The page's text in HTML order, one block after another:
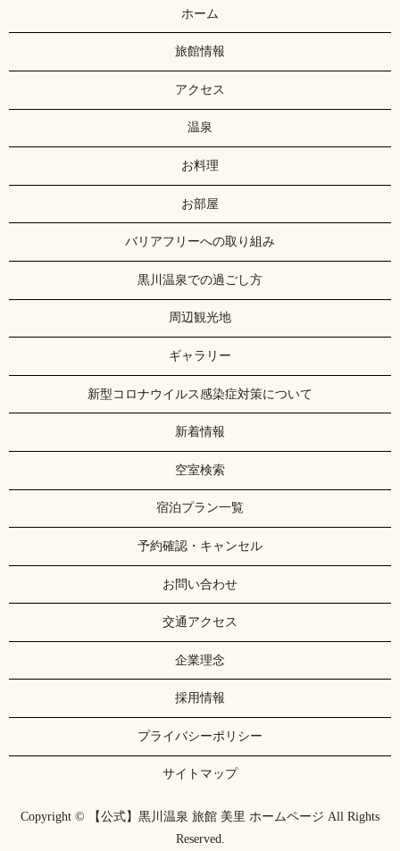
ホーム
旅館情報
アクセス
温泉
お料理
お部屋
バリアフリーへの取り組み
黒川温泉での過ごし方
周辺観光地
ギャラリー
新型コロナウイルス感染症対策について
新着情報
空室検索
宿泊プラン一覧
予約確認・キャンセル
お問い合わせ
交通アクセス
企業理念
採用情報
プライバシーポリシー
サイトマップ
Copyright © 【公式】黒川温泉 旅館 美里 ホームページ All Rights
Reserved.